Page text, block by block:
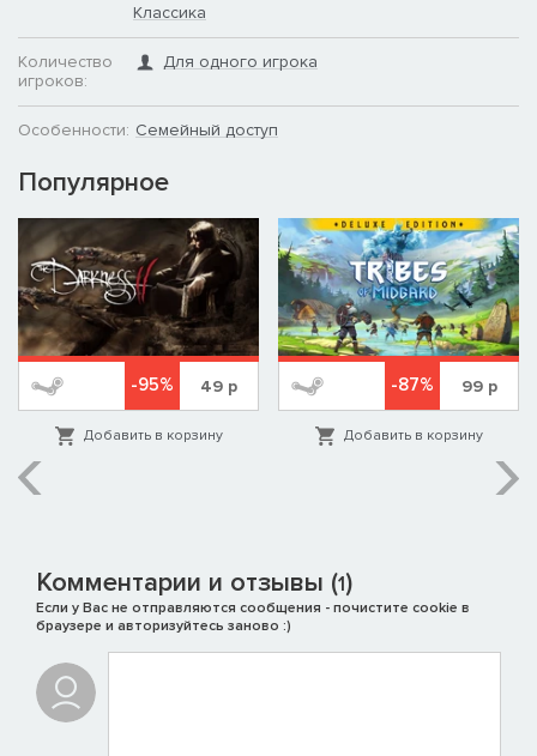
Классика
Количество
игроков:
Для одного игрока
Особенности: Семейный доступ
Популярное
-95% 49 р
Добавить в корзину
-87% 99р
Добавить в корзину
Комментарии и отзывы (1)
Если у Вас не отправляются сообщения - почистите cookie в
браузере и авторизуйтесь заново :)